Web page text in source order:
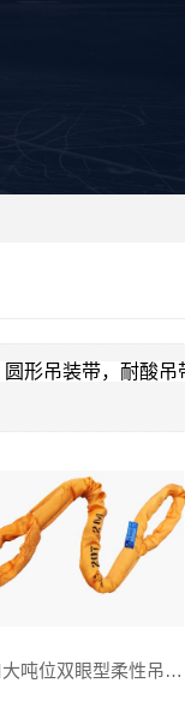
形吊装带，耐酸
大渡口大吨位双眼型柔性吊装带